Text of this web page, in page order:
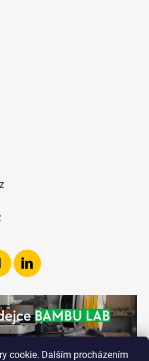
cookie. Dalším procházením